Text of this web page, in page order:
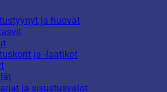
ja huovat
ja -laatikot
ja sisustusvalot